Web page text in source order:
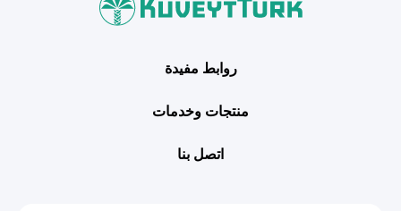
روابط مفيدة
منتجات وخدمات
اتصل بنا